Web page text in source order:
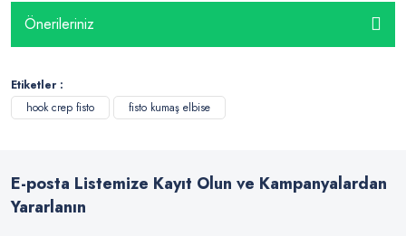
Önerileriniz
Etiketler :
hook crep fisto
fisto kumaş elbise
E-posta Listemize Kayıt Olun ve Kampanyalardan
Yararlanın